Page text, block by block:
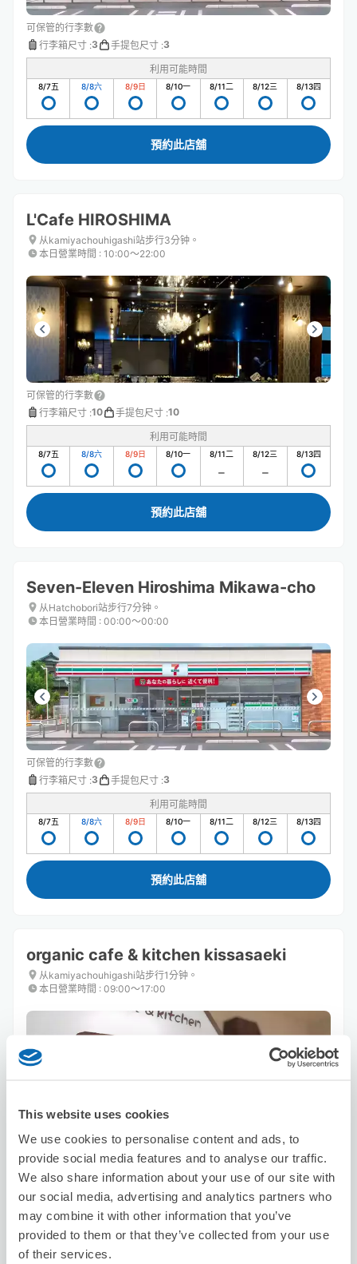
This website uses cookies
We use cookies to personalise content and ads, to
provide social media features and to analyse our traffic.
We also share information about your use of our site with
our social media, advertising and analytics partners who
may combine it with other information that you’ve
provided to them or that they’ve collected from your use
of their services.
可保管的行李數
行李箱尺寸 :3 手提包尺寸 :3
利用可能時間
8/7五 8/8六 8/9日 8/10一 8/11二 8/12三 8/13四
預約此店舖
L'Cafe HIROSHIMA
从kamiyachouhigashi站步行3分钟。
本日營業時間 : 10:00〜22:00
可保管的行李數
行李箱尺寸 :10 手提包尺寸 :10
利用可能時間
8/7五 8/8六 8/9日 8/10一 8/11二 8/12三 8/13四
預約此店舖
Seven-Eleven Hiroshima Mikawa-cho
从Hatchobori站步行7分钟。
本日營業時間 : 00:00〜00:00
可保管的行李數
行李箱尺寸 :3 手提包尺寸 :3
利用可能時間
8/7五 8/8六 8/9日 8/10一 8/11二 8/12三 8/13四
預約此店舖
organic cafe & kitchen kissasaeki
从kamiyachouhigashi站步行1分钟。
本日營業時間 : 09:00〜17:00
20 手提包尺寸 40
利用可能時間